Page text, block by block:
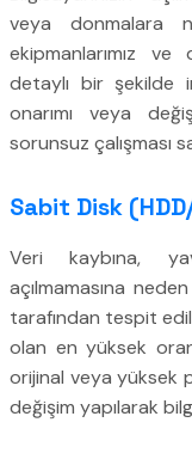
veya donmalara
ekipmanlarımız ve
detaylı bir şekilde
onarımı veya
sorunsuz çalışması
Sabit Disk
Veri kaybına,
açılmamasına
tarafından tespit
olan en yüksek
orijinal veya yüksek
değişim yapılarak